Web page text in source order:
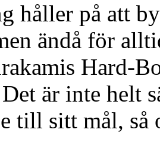
håller på att
ändå för
Hard-
är inte helt
till sitt mål,